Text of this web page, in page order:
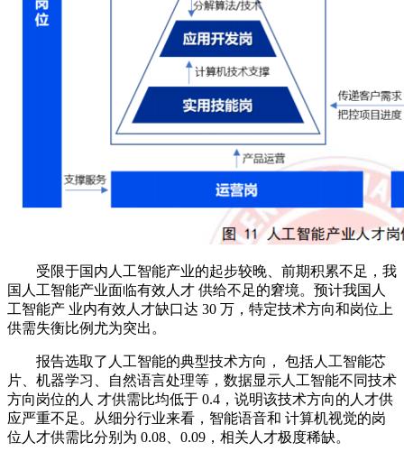
受限于国内人工智能产业的起步较晚、前期积累不足，我
国人工智能产业面临有效人才 供给不足的窘境。预计我国人
工智能产 业内有效人才缺口达 30 万，特定技术方向和岗位上
供需失衡比例尤为突出。
报告选取了人工智能的典型技术方向， 包括人工智能芯
片、机器学习、自然语言处理等，数据显示人工智能不同技术
方向岗位的人 才供需比均低于 0.4，说明该技术方向的人才供
应严重不足。从细分行业来看，智能语音和 计算机视觉的岗
位人才供需比分别为 0.08、0.09，相关人才极度稀缺。